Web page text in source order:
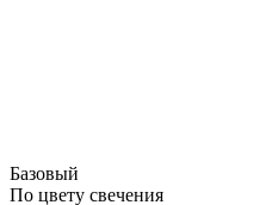
Базовый
По цвету свечения